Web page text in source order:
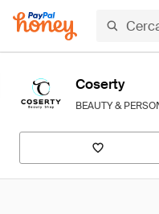
Coserty
BEAUTY &